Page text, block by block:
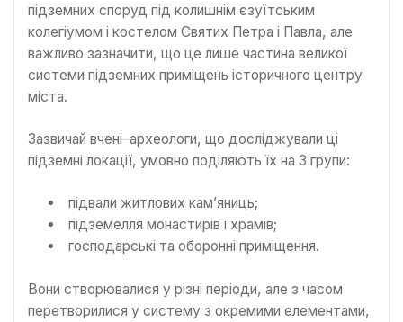
підземних споруд під колишнім єзуїтським
колегіумом і костелом Святих Петра і Павла, але
важливо зазначити, що це лише частина великої
системи підземних приміщень історичного центру
міста.
Зазвичай вчені–археологи, що досліджували ці
підземні локації, умовно поділяють їх на 3 групи:
підвали житлових кам’яниць;
підземелля монастирів і храмів;
господарські та оборонні приміщення.
Вони створювалися у різні періоди, але з часом
перетворилися у систему з окремими елементами,